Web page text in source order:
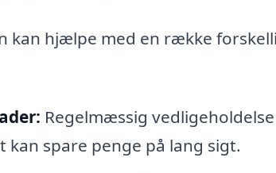
kan hjælpe med en række
Regelmæssig
kan spare penge på lang sigt.